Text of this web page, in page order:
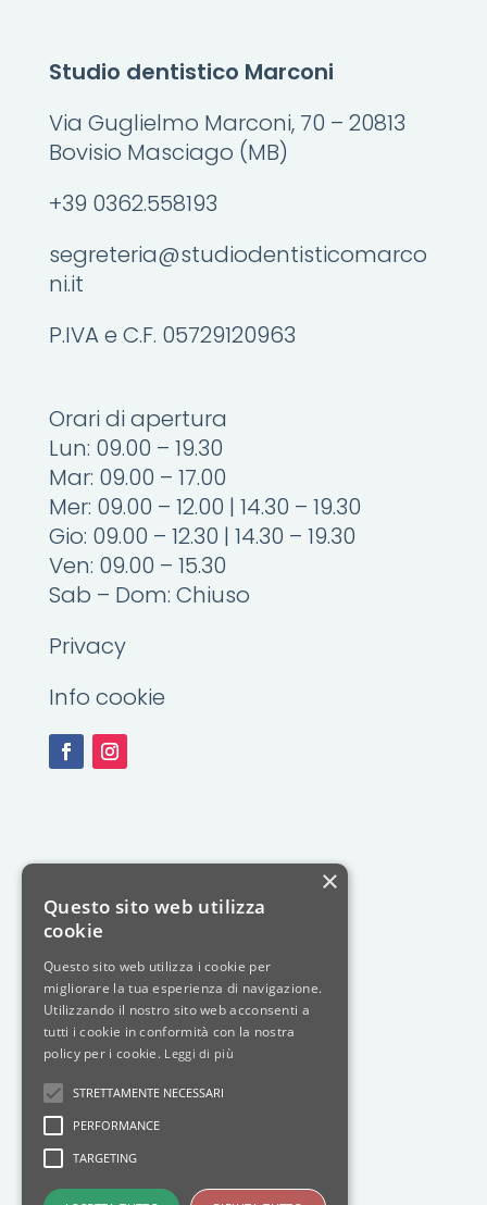
Studio dentistico Marconi
Via Guglielmo Marconi, 70 – 20813
Bovisio Masciago (MB)
+39 0362.558193
segreteria@studiodentisticomarco
ni.it
P.IVA e C.F. 05729120963
Orari di apertura
Lun: 09.00 – 19.30
Mar: 09.00 – 17.00
Mer: 09.00 – 12.00 | 14.30 – 19.30
Gio: 09.00 – 12.30 | 14.30 – 19.30
Ven: 09.00 – 15.30
Sab – Dom: Chiuso
Privacy
Info cookie
×
Questo sito web utilizza
cookie
Questo sito web utilizza i cookie per
migliorare la tua esperienza di navigazione.
Utilizzando il nostro sito web acconsenti a
tutti i cookie in conformità con la nostra
policy per i cookie. Leggi di più
STRETTAMENTE NECESSARI
PERFORMANCE
TARGETING